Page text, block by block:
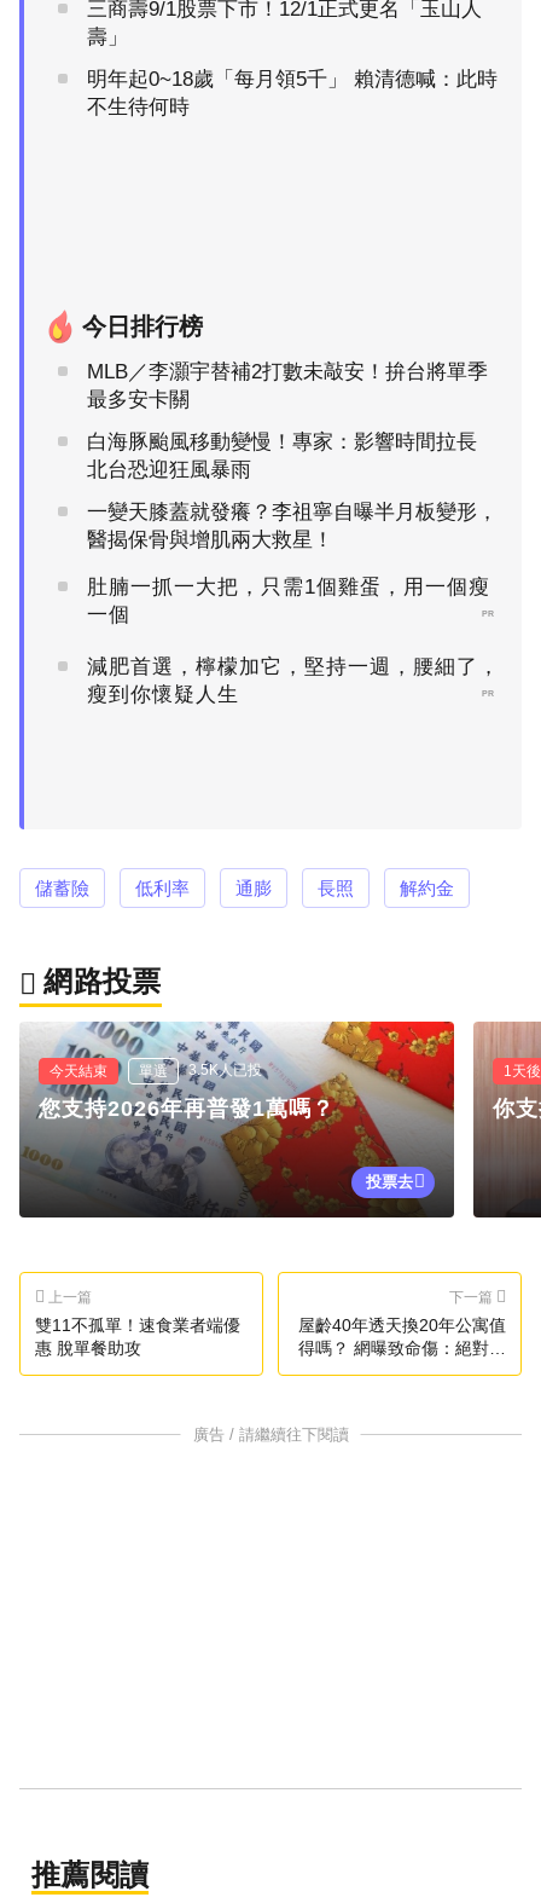
三商壽9/1股票下市！12/1正式更名「玉山人
壽」
明年起0~18歲「每月領5千」 賴清德喊：此時
不生待何時
今日排行榜
MLB／李灝宇替補2打數未敲安！拚台將單季
最多安卡關
白海豚颱風移動變慢！專家：影響時間拉長
北台恐迎狂風暴雨
一變天膝蓋就發癢？李祖寧自曝半月板變形，
醫揭保骨與增肌兩大救星！
肚腩一抓一大把，只需1個雞蛋，用一個瘦
一個
PR
減肥首選，檸檬加它，堅持一週，腰細了，
瘦到你懷疑人生
PR
儲蓄險 低利率 通膨 長照 解約金
網路投票
今天結束 單選 3.5K人已投
您支持2026年再普發1萬嗎？
投票去
1天
你
上一篇
雙11不孤單！速食業者端優
惠 脫單餐助攻
下一篇
屋齡40年透天換20年公寓值
得嗎？ 網曝致命傷：絕對後
悔
廣告 / 請繼續往下閱讀
推薦閱讀